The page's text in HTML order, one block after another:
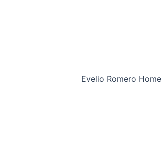
Evelio Romero Home